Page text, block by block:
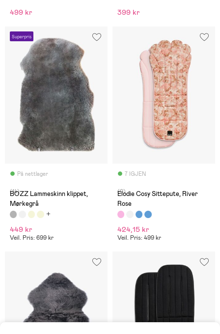
499 kr 399 kr
Superpris
På nettlager
(14)
BOZZ Lammeskinn klippet,
Mørkegrå
449 kr
Veil. Pris: 699 kr
7 IGJEN
(0)
Elodie Cosy Sittepute, River
Rose
424,15 kr
Veil. Pris: 499 kr